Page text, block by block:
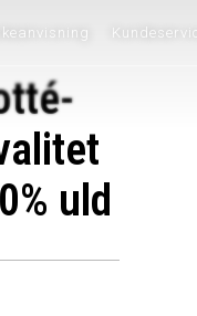
uld